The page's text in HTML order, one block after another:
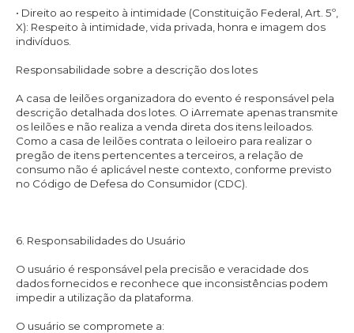
• Direito ao respeito à intimidade (Constituição Federal, Art. 5º,
X): Respeito à intimidade, vida privada, honra e imagem dos
indivíduos.
Responsabilidade sobre a descrição dos lotes
A casa de leilões organizadora do evento é responsável pela
descrição detalhada dos lotes. O iArremate apenas transmite
os leilões e não realiza a venda direta dos itens leiloados.
Como a casa de leilões contrata o leiloeiro para realizar o
pregão de itens pertencentes a terceiros, a relação de
consumo não é aplicável neste contexto, conforme previsto
no Código de Defesa do Consumidor (CDC).
6. Responsabilidades do Usuário
O usuário é responsável pela precisão e veracidade dos
dados fornecidos e reconhece que inconsistências podem
impedir a utilização da plataforma.
O usuário se compromete a: